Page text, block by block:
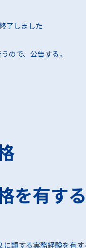
了しました
ので、公告する。
有す
類する実務経験を有す